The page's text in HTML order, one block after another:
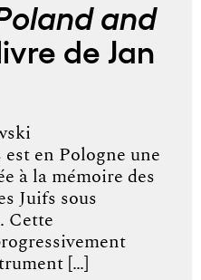
and
de Jan
est en Pologne une
à la mémoire des
Juifs sous
Cette
[…]